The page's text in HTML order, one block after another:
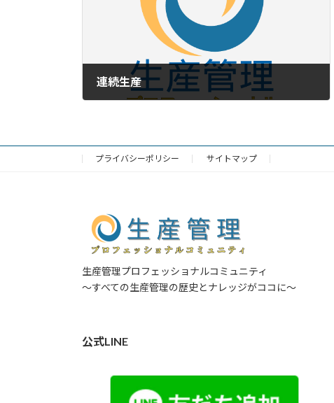
連続生産
プライバシーポリシー サイトマップ
生産管理プロフェッショナルコミュニティ
～すべての生産管理の歴史とナレッジがココに～
公式LINE